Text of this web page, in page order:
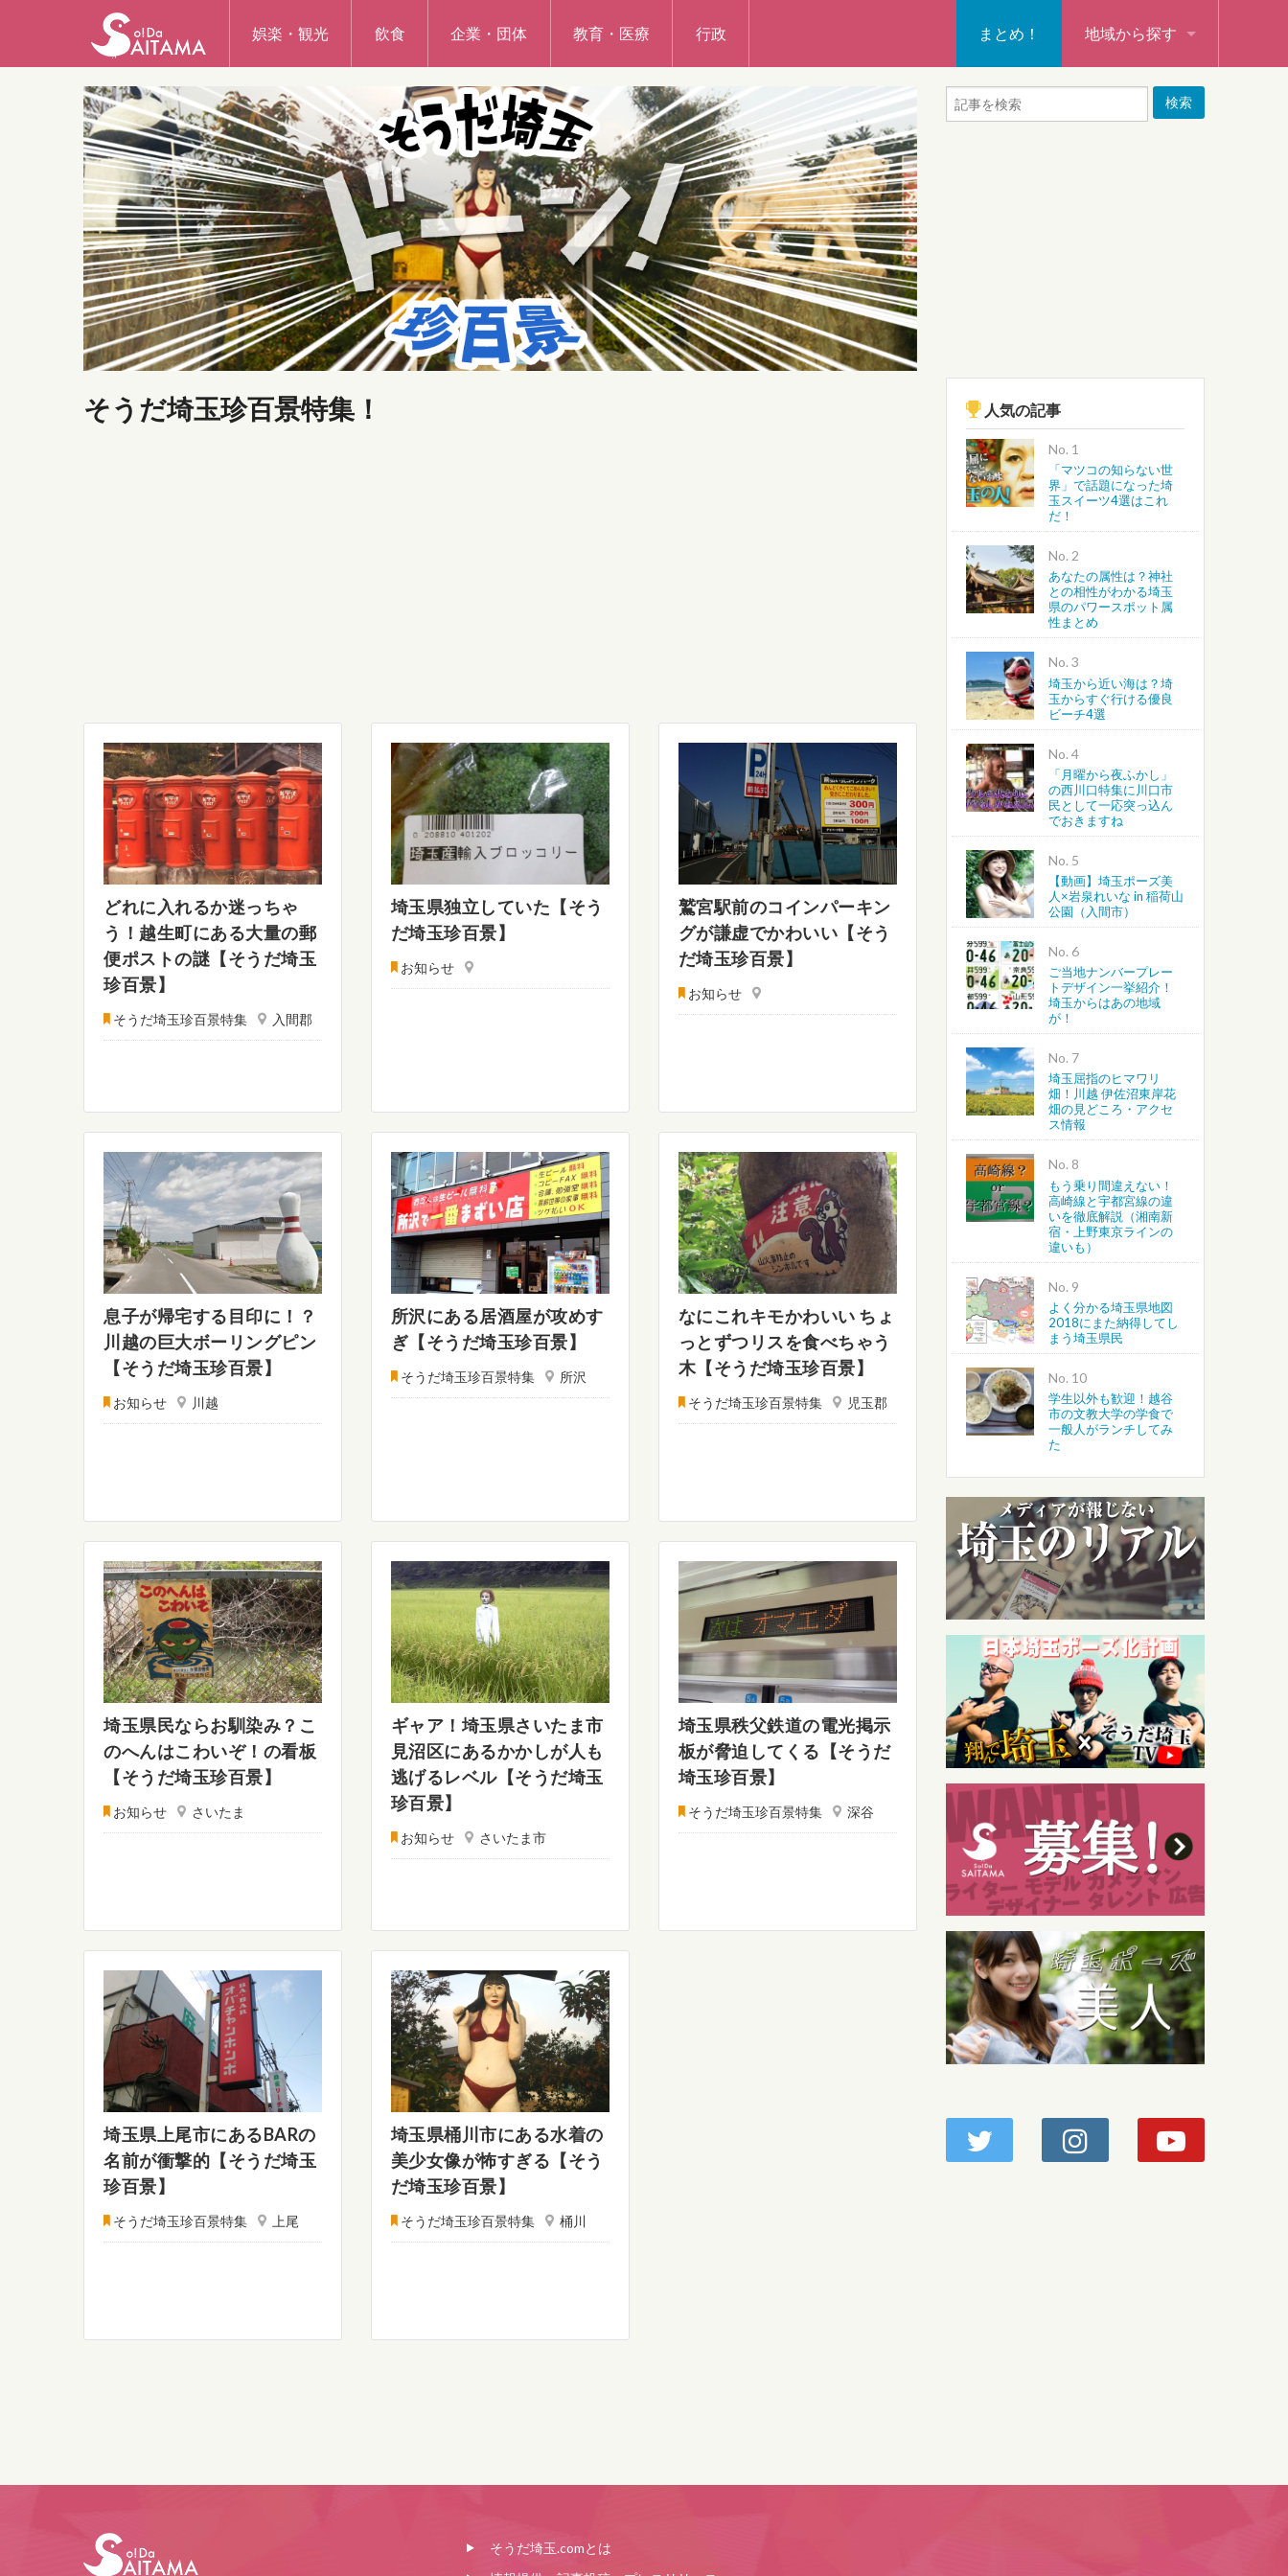
娯楽・観光 飲食 企業・団体 教育・医療 行政 まとめ！ 地域から探す
秩父・飯能・秩父郡
新座・朝霞・戸田・和光
蕨・草加・八潮・三郷
越谷・春日部・吉川・北葛飾
上尾・桶川・北本・鴻巣・
蓮田・白岡・久喜・幸手・南
そうだ埼玉珍百景特集！
どれに入れるか迷っちゃ
う！越生町にある大量の郵
便ポストの謎【そうだ埼玉
珍百景】
そうだ埼玉珍百景特集 入間郡
埼玉県独立していた【そう
だ埼玉珍百景】
お知らせ
鷲宮駅前のコインパーキン
グが謙虚でかわいい【そう
だ埼玉珍百景】
お知らせ
息子が帰宅する目印に！？
川越の巨大ボーリングピン
【そうだ埼玉珍百景】
お知らせ 川越
所沢にある居酒屋が攻めす
ぎ【そうだ埼玉珍百景】
そうだ埼玉珍百景特集 所沢
なにこれキモかわいい ちょ
っとずつリスを食べちゃう
木【そうだ埼玉珍百景】
そうだ埼玉珍百景特集 児玉郡
埼玉県民ならお馴染み？こ
のへんはこわいぞ！の看板
【そうだ埼玉珍百景】
お知らせ さいたま
ギャア！埼玉県さいたま市
見沼区にあるかかしが人も
逃げるレベル【そうだ埼玉
珍百景】
お知らせ さいたま市
埼玉県秩父鉄道の電光掲示
板が脅迫してくる【そうだ
埼玉珍百景】
そうだ埼玉珍百景特集 深谷
埼玉県上尾市にあるBARの
名前が衝撃的【そうだ埼玉
珍百景】
そうだ埼玉珍百景特集 上尾
埼玉県桶川市にある水着の
美少女像が怖すぎる【そう
だ埼玉珍百景】
そうだ埼玉珍百景特集 桶川
人気の記事
No.
「マツコの知らない世
界」で話題になった埼
玉スイーツ4選はこれ
だ！
No.
あなたの属性は？神社
との相性がわかる埼玉
県のパワースポット属
性まとめ
No.
埼玉から近い海は？埼
玉からすぐ行ける優良
ビーチ4選
No.
「月曜から夜ふかし」
の西川口特集に川口市
民として一応突っ込ん
でおきますね
No.
【動画】埼玉ポーズ美
人×岩泉れいな in 稲荷山
公園（入間市）
No.
ご当地ナンバープレー
トデザイン一挙紹介！
埼玉からはあの地域
が！
No.
埼玉屈指のヒマワリ
畑！川越 伊佐沼東岸花
畑の見どころ・アクセ
ス情報
No.
もう乗り間違えない！
高崎線と宇都宮線の違
いを徹底解説（湘南新
宿・上野東京ラインの
違いも）
No.
よく分かる埼玉県地図
2018にまた納得してし
まう埼玉県民
No.
学生以外も歓迎！越谷
市の文教大学の学食で
一般人がランチしてみ
た
そうだ埼玉.comとは